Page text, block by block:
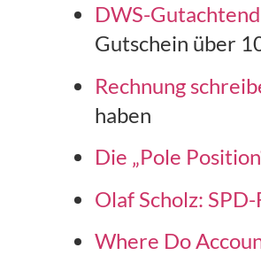
DWS-
Gutschein über
Rechnung
haben
Die „Pole
Olaf Scholz:
Where Do